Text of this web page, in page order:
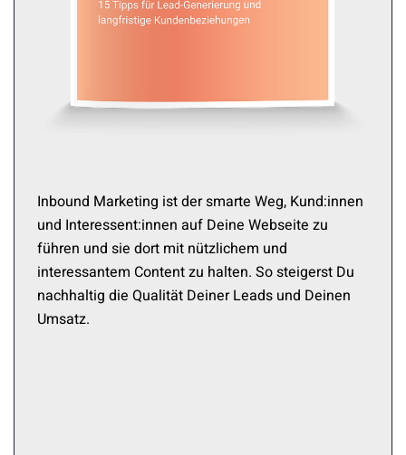
Inbound Marketing ist der smarte Weg, Kund:innen
und Interessent:innen auf Deine Webseite zu
führen und sie dort mit nützlichem und
interessantem Content zu halten. So steigerst Du
nachhaltig die Qualität Deiner Leads und Deinen
Umsatz.